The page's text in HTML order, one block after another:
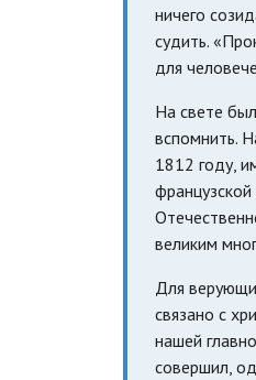
ничего
судить.
для
На свете
вспомнить.
1812 году,
великим
Для
связано с
нашей
совершил,